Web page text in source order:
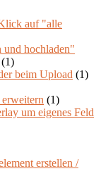
auf "alle
und hochladen"
(1)
beim Upload (1)
(1)
um eigenes Feld
erstellen /